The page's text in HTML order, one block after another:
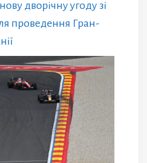
дворічну угоду зі
проведення Гран-